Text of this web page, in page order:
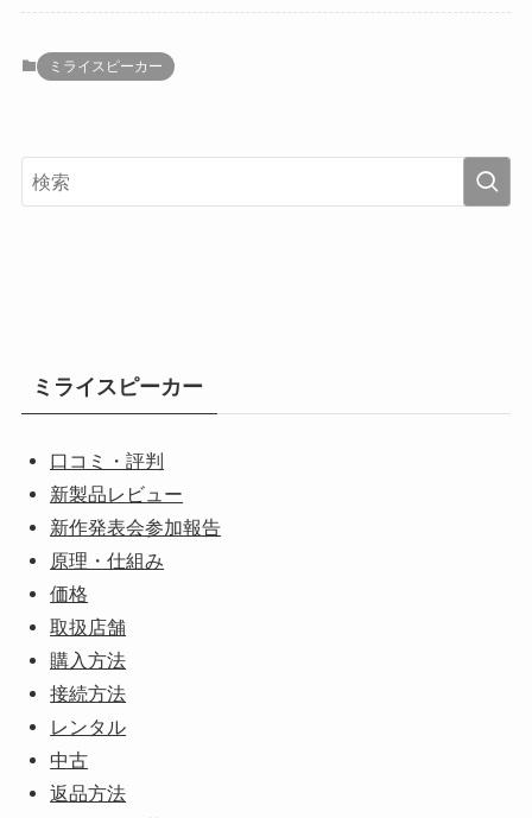
ミライスピーカー
ミライスピーカー
口コミ・評判
新製品レビュー
新作発表会参加報告
原理・仕組み
価格
取扱店舗
購入方法
接続方法
レンタル
中古
返品方法